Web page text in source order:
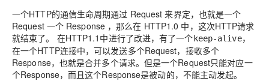
一个HTTP的通信生命周期通过 Request 来界定，也就是一个
Request 一个 Response ，那么在 HTTP1.0 中，这次HTTP请求
就结束了。 在HTTP1.1中进行了改进，有了一个keep-alive，
在一个HTTP连接中，可以发送多个Request，接收多个
Response，也就是合并多个请求。但是一个Request只能对应一
个Response，而且这个Response是被动的，不能主动发起。